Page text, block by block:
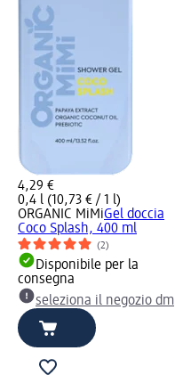
4,29 €
0,4 l (10,73 € / 1 l)
ORGANIC MiMiGel doccia
Coco Splash, 400 ml
(2)
Disponibile per la
consegna
seleziona il negozio dm